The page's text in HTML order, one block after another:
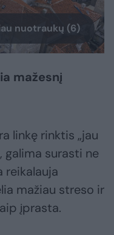
nuotraukų (6)
mažesnį
linkę rinktis „jau
galima surasti ne
reikalauja
mažiau streso ir
įprasta.